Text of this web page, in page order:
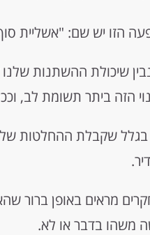
הזו יש שם: "אשליית
שיכולת ההשתנות
הזה ביתר תשומת לב,
שקבלת ההחלטות
מראים באופן ברור
משהו בדבר או לא.